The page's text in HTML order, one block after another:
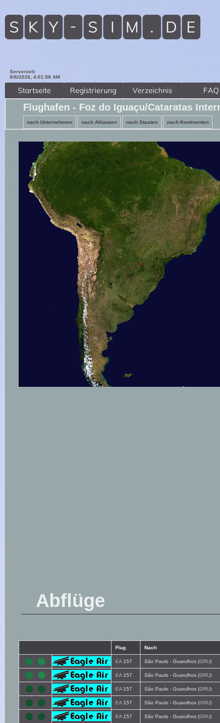
Serverzeit:
8/6/2026, 4:01:59 AM
Flughafen - Foz do Iguaçu/Cataratas
nach Unternehmen nach Allianzen nach Staaten nach Kontinenten
Abflüge
Flug Nach
EA 157 São Paulo - Guarulhos (GRU)
EA 157 São Paulo - Guarulhos (GRU)
EA 157 São Paulo - Guarulhos (GRU)
EA 157 São Paulo - Guarulhos (GRU)
EA 157 São Paulo - Guarulhos (GRU)